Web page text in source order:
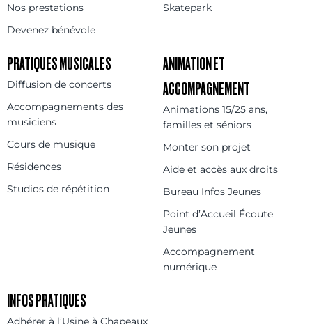
Nos prestations
Devenez bénévole
Skatepark
PRATIQUES MUSICALES
Diffusion de concerts
Accompagnements des
musiciens
Cours de musique
Résidences
Studios de répétition
ANIMATION ET
ACCOMPAGNEMENT
Animations 15/25 ans,
familles et séniors
Monter son projet
Aide et accès aux droits
Bureau Infos Jeunes
Point d’Accueil Écoute
Jeunes
Accompagnement
numérique
INFOS PRATIQUES
Adhérer à l’Usine à Chapeaux